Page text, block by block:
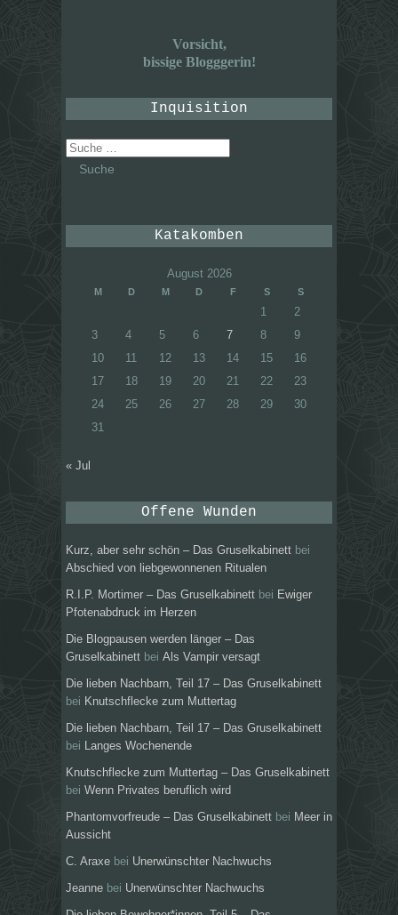
Vorsicht,
bissige Blogggerin!
Inquisition
Suche
nach:
Katakomben
August 2026
M D M D F S S
1
2
3
4 5 6 7 8
9
10
11 12 13 14 15
16
17
18 19 20 21 22
23
24
25 26 27 28 29
30
31
« Jul
Offene Wunden
Kurz, aber sehr schön – Das Gruselkabinett bei
Abschied von liebgewonnenen Ritualen
R.I.P. Mortimer – Das Gruselkabinett bei Ewiger
Pfotenabdruck im Herzen
Die Blogpausen werden länger – Das
Gruselkabinett bei Als Vampir versagt
Die lieben Nachbarn, Teil 17 – Das Gruselkabinett
bei Knutschflecke zum Muttertag
Die lieben Nachbarn, Teil 17 – Das Gruselkabinett
bei
Langes Wochenende
Knutschflecke zum Muttertag – Das Gruselkabinett
bei Wenn Privates beruflich wird
Phantomvorfreude – Das Gruselkabinett bei Meer in
Aussicht
C. Araxe bei Unerwünschter Nachwuchs
Jeanne bei Unerwünschter Nachwuchs